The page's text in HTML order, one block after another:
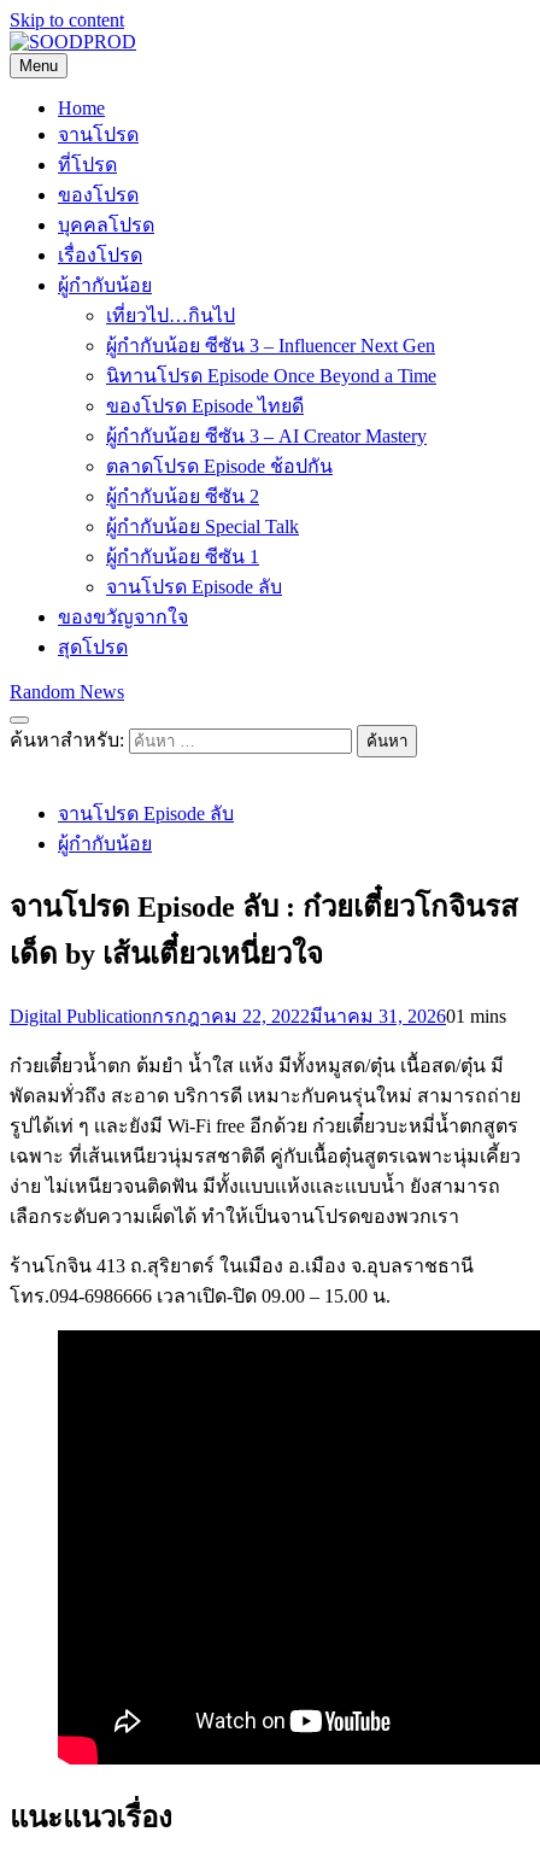
Skip to content
SOODPROD
Telling Thai stories with heart and craft
Menu
Home
จานโปรด
ที่โปรด
ของโปรด
บุคคลโปรด
เรื่องโปรด
ผู้กำกับน้อย
เที่ยวไป…กินไป
ผู้กำกับน้อย ซีซัน 3 – Influencer Next Gen
นิทานโปรด Episode Once Beyond a Time
ของโปรด Episode ไทยดี
ผู้กำกับน้อย ซีซัน 3 – AI Creator Mastery
ตลาดโปรด Episode ช้อปกัน
ผู้กำกับน้อย ซีซัน 2
ผู้กำกับน้อย Special Talk
ผู้กำกับน้อย ซีซัน 1
จานโปรด Episode ลับ
ของขวัญจากใจ
สุดโปรด
Random News
ค้นหาสำหรับ:
จานโปรด Episode ลับ
ผู้กำกับน้อย
จานโปรด Episode ลับ : ก๋วยเตี๋ยวโกจินรส
เด็ด by เส้นเตี๋ยวเหนี่ยวใจ
Digital Publicationกรกฎาคม 22, 2022มีนาคม 31, 202601 mins
ก๋วยเตี๋ยวน้ำตก ต้มยำ น้ำใส เเห้ง มีทั้งหมูสด/ตุ๋น เนื้อสด/ตุ๋น มี
พัดลมทั่วถึง สะอาด บริการดี เหมาะกับคนรุ่นใหม่ สามารถถ่าย
รูปได้เท่ ๆ เเละยังมี Wi-Fi free อีกด้วย ก๋วยเตี๋ยวบะหมี่น้ำตกสูตร
เฉพาะ ที่เส้นเหนียวนุ่มรสชาติดี คู่กับเนื้อตุ๋นสูตรเฉพาะนุ่มเคี้ยว
ง่าย ไม่เหนียวจนติดฟัน มีทั้งเเบบเเห้งเเละเเบบน้ำ ยังสามารถ
เลือกระดับความเผ็ดได้ ทำให้เป็นจานโปรดของพวกเรา
ร้านโกจิน 413 ถ.สุริยาตร์ ในเมือง อ.เมือง จ.อุบลราชธานี
โทร.094-6986666 เวลาเปิด-ปิด 09.00 – 15.00 น.
แนะแนวเรื่อง